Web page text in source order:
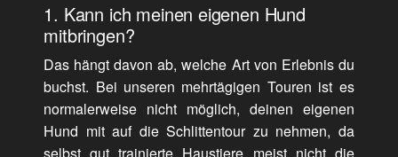
1. Kann ich meinen eigenen Hund
mitbringen?
Das hängt davon ab, welche Art von Erlebnis du
buchst. Bei unseren mehrtägigen Touren ist es
normalerweise nicht möglich, deinen eigenen
Hund mit auf die Schlittentour zu nehmen, da